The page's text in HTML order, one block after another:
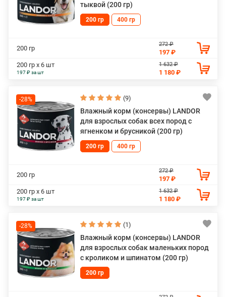
тыквой (200 гр)
200 гр 400 гр
200 гр
272 ₽
197 ₽
200 гр х 6 шт
197 ₽ за шт
1 632 ₽
1 180 ₽
-28% (9)
Влажный корм (консервы) LANDOR
для взрослых собак всех пород с
ягненком и брусникой (200 гр)
200 гр 400 гр
200 гр
272 ₽
197 ₽
200 гр х 6 шт
197 ₽ за шт
1 632 ₽
1 180 ₽
-28% (1)
Влажный корм (консервы) LANDOR
для взрослых собак маленьких пород
с кроликом и шпинатом (200 гр)
200 гр